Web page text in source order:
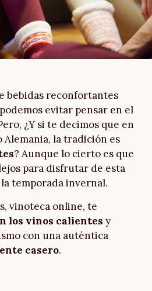
bebidas reconfortantes
evitar pensar en el
¿Y si te decimos que en
Alemania, la tradición es
? Aunque lo cierto es que
para disfrutar de esta
temporada invernal.
vinoteca online, te
los vinos calientes y
con una auténtica
casero.